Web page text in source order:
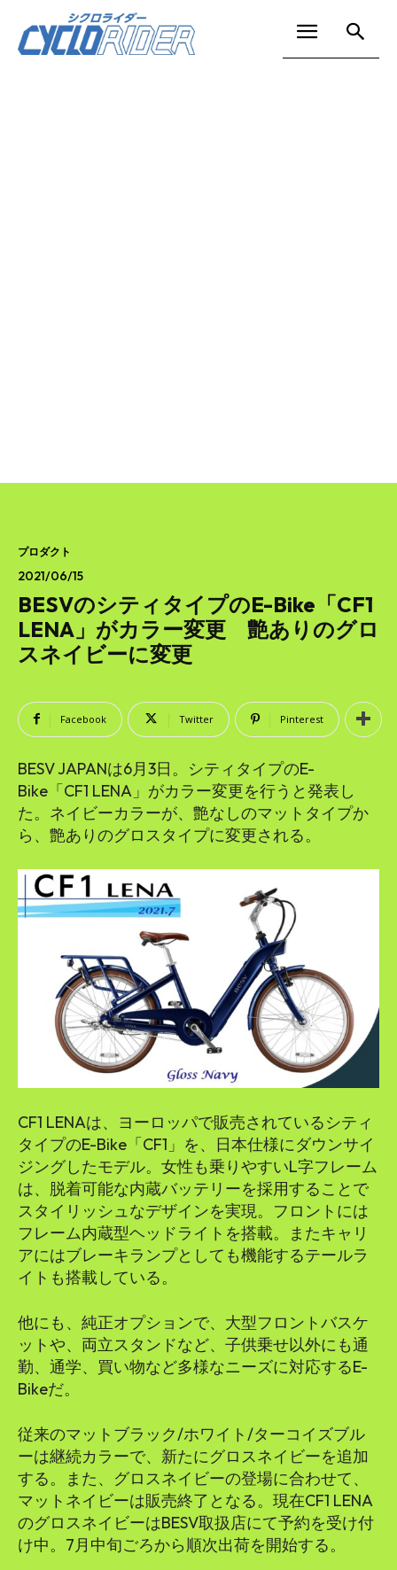
プロダクト
2021/06/15
BESVのシティタイプのE-Bike「CF1
LENA」がカラー変更 艶ありのグロ
スネイビーに変更
Facebook Twitter Pinterest
BESV JAPANは6月3日。シティタイプのE-
Bike「CF1 LENA」がカラー変更を行うと発表し
た。ネイビーカラーが、艶なしのマットタイプか
ら、艶ありのグロスタイプに変更される。
CF1 LENAは、ヨーロッパで販売されているシティ
タイプのE-Bike「CF1」を、日本仕様にダウンサイ
ジングしたモデル。女性も乗りやすいL字フレーム
は、脱着可能な内蔵バッテリーを採用することで
スタイリッシュなデザインを実現。フロントには
フレーム内蔵型ヘッドライトを搭載。またキャリ
アにはブレーキランプとしても機能するテールラ
イトも搭載している。
他にも、純正オプションで、大型フロントバスケ
ットや、両立スタンドなど、子供乗せ以外にも通
勤、通学、買い物など多様なニーズに対応するE-
Bikeだ。
従来のマットブラック/ホワイト/ターコイズブル
ーは継続カラーで、新たにグロスネイビーを追加
する。また、グロスネイビーの登場に合わせて、
マットネイビーは販売終了となる。現在CF1 LENA
のグロスネイビーはBESV取扱店にて予約を受け付
け中。7月中旬ごろから順次出荷を開始する。